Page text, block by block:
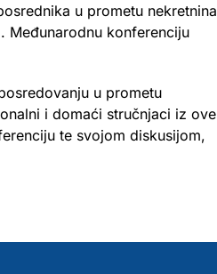
u prometu nekretnina
Međunarodnu konferenciju
u prometu
i domaći stručnjaci iz ove
te svojom diskusijom,